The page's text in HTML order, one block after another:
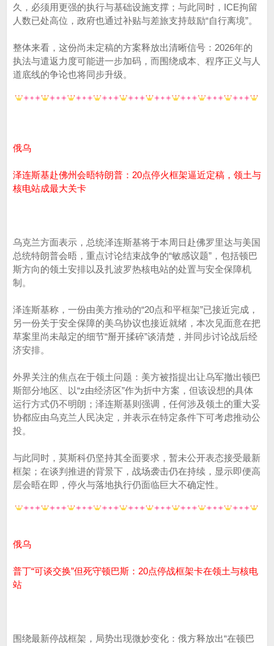
久，必须用更强的执行与基础设施支撑；与此同时，ICE拘留
人数已处高位，政府也通过补贴与差旅支持鼓励“自行离境”。
整体来看，这份尚未定稿的方案释放出清晰信号：2026年的
执法与遣返力度可能进一步加码，而围绕成本、程序正义与人
道底线的争论也将同步升级。
俄乌
泽连斯基赴佛州会晤特朗普：20点停火框架逼近定稿，领土与
核电站成最大关卡
乌克兰方面表示，总统泽连斯基将于本周日赴佛罗里达与美国
总统特朗普会晤，重点讨论结束战争的“敏感议题”，包括顿巴
斯方向的领土安排以及扎波罗热核电站的处置与安全保障机
制。
泽连斯基称，一份由美方推动的“20点和平框架”已接近完成，
另一份关于安全保障的美乌协议也接近就绪，本次见面意在把
草案里尚未敲定的细节“掰开揉碎”谈清楚，并同步讨论战后经
济安排。
外界关注的焦点在于领土问题：美方被指提出让乌军撤出顿巴
斯部分地区、以“z由经济区”作为折中方案，但该设想的具体
运行方式仍不明朗；泽连斯基则强调，任何涉及领土的重大妥
协都应由乌克兰人民决定，并表示在特定条件下可考虑推动公
投。
与此同时，莫斯科仍坚持其全面要求，暂未公开表态接受最新
框架；在谈判推进的背景下，战场袭击仍在持续，显示即便高
层会晤在即，停火与落地执行仍面临巨大不确定性。
俄乌
普丁“可谈交换”但死守顿巴斯：20点停战框架卡在领土与核电
站
围绕最新停战框架，局势出现微妙变化：俄方释放出“在顿巴